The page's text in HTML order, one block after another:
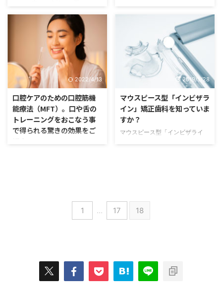
り、審美的な問題をデメリットと
してとらえて悩んでいる人も多い
します。 1・・・スティックを、
スポットに5秒間当てます。 ...
原因は、骨格などの遺伝による先
天的な原因と、ふだんの癖が原因
のものがあります。 例えば、指
しゃぶりの癖や、舌癖（ぜつへ
き）があると、出っ歯やすきっ
歯、開咬（かいこう）などの原因
になります。 MFTは舌やくちび
るの筋力トレーニング、咬む際に
使う筋肉のトレーニング、舌とく
ちびるを正しい位置に習慣化する
ためのトレーニングなどを行い、
正しく機能させるための訓練法で
す。 子供は小さい負荷でも歯並
音がなったりして違和感を覚えた
ことがある方も多いと思います。
そのような症状を顎関節症（がく
かんせつしょう）といいます。
顎関節症（がくかんせつしょう）
という言葉はみなさんも聞いたこ
とがあると思いますが、 じつ
は、顎関節症（がくかんせつしょ
う）は、生涯で2人に1人は経験す
ると言われるほど多くの方が一度
は悩まされる症状です。 顎関節
症とは そもそも顎関節症とは、
あごの関節周りに発生する症状の
総称のことで、その症状にはいろ
2022/4/13
口腔ケアのための口腔筋機
能療法（MFT）。口や舌の
トレーニングをおこなう事
で得られる驚きの効果をご
しゃるかもしれません。 そのト
レーニングのことをMFTや口腔
お子さまの歯並びやかみ合わせを
悪くするクセを改善したり、正し
く咀嚼（そしゃく）、嚥下（えん
2019/5/28
マウスピース型「インビザラ
イン」矯正歯科を知っていま
すか？
マウスピース型「インビザライ
あるかもしれません。 みなさん
が気にされているのは「八重歯は
抜歯せずに、治るのでしょう
なるのでしょうか？ もちろん、
抜歯が必要な歯並びの方もおられ
るのも事実です。 しかし、 ...
1 … 17 18